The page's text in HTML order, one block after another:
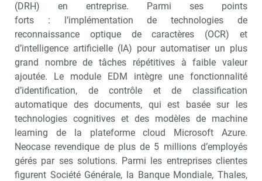
(DRH) en entreprise. Parmi ses points
forts : l’implémentation de technologies de
reconnaissance optique de caractères (OCR) et
d’intelligence artificielle (IA) pour automatiser un plus
grand nombre de tâches répétitives à faible valeur
ajoutée. Le module EDM intègre une fonctionnalité
d’identification, de contrôle et de classification
automatique des documents, qui est basée sur les
technologies cognitives et des modèles de machine
learning de la plateforme cloud Microsoft Azure.
Neocase revendique de plus de 5 millions d’employés
gérés par ses solutions. Parmi les entreprises clientes
figurent Société Générale, la Banque Mondiale, Thales,